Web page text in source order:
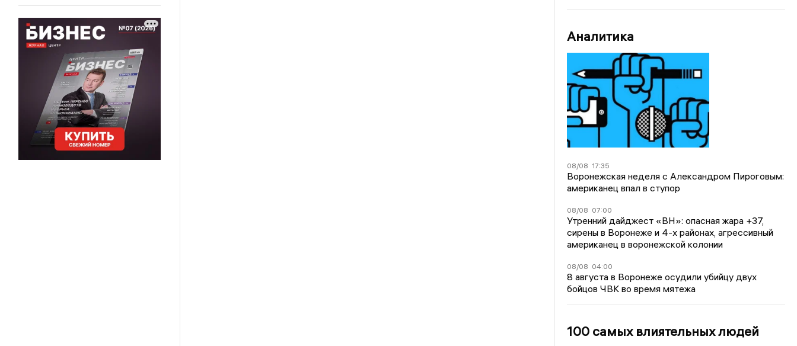
Аналитика
08/08 17:35
Воронежская неделя с Александром Пироговым:
американец впал в ступор
08/08 07:00
Утренний дайджест «ВН»: опасная жара +37,
сирены в Воронеже и 4-х районах, агрессивный
американец в воронежской колонии
08/08 04:00
8 августа в Воронеже осудили убийцу двух
бойцов ЧВК во время мятежа
100 самых влиятельных людей